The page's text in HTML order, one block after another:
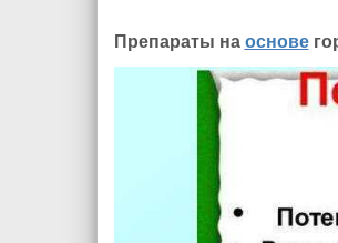
Препараты на основе